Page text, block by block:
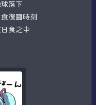
落下
復圓時刻
食之中